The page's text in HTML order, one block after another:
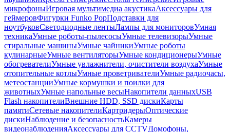
микрофоныИгровая мультимедиа акустикаАксессуары для
геймеровФигурки Funko PopПодставки для
ноутбуковСветодиодные лентыЛампы для мониторовУмная
техникаУмные роботы-пылесосыУмные телевизорыУмные
стиральные машиныУмные чайникиУмные роботы
кулинарныеУмные вентиляторыУмные кондиционерыУмные
обогревателиУмные увлажнители, очистители воздухаУмные
отопительные котлыУмные проветривателиУмные радиочасы,
метеостанцииУмные кормушки и поилки для
животныхУмные напольные весыНакопители данныхUSB
Flash накопителиВнешние HDD, SSD дискиКарты
памятиСетевые накопителиКартридерыОптические
дискиНаблюдение и безопасностьКамеры
видеонаблюденияАксессуары для CCTVДомофоны,